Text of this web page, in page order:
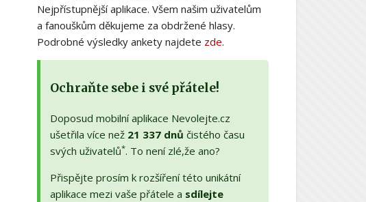
Nejpřístupnější aplikace. Všem našim uživatelům
a fanouškům děkujeme za obdržené hlasy.
Podrobné výsledky ankety najdete zde.
Ochraňte sebe i své přátele!
Doposud mobilní aplikace Nevolejte.cz
ušetřila více než 21 337 dnů čistého času
svých uživatelů*. To není zlé,že ano?
Přispějte prosím k rozšíření této unikátní
aplikace mezi vaše přátele a sdílejte